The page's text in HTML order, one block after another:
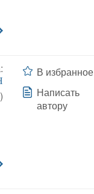
В избранное
Написать
автору